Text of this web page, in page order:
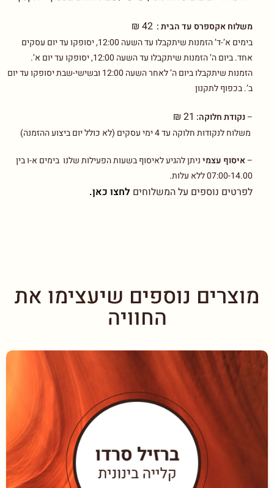
משלוח אקספרס עד הבית : 42 ₪
בימים א’-ד’ הזמנות שיתקבלו עד השעה 12:00, יסופקו עד יום עסקים
אחד. ביום ה’ הזמנות שיתקבלו עד השעה 12:00, יסופקו עד יום א’.
הזמנות שיתקבלו ביום ה’ לאחר השעה 12:00 ובשישי-שבת יסופקו עד יום
ב’. בכפוף לתקנון
–נקודת חלוקה: 21 ₪
משלוח לנקודות חלוקה עד 4 ימי עסקים (לא כולל יום ביצוע ההזמנה)
–איסוף עצמיניתן להגיע לאיסוף בשעות הפעילות שלנו בימים א-ו בין
07:00-14.00 ללא עלות.
לפרטים נוספים על המשלוחים לחצו כאן.
מוצרים נוספים שיעצימו את
החוויה